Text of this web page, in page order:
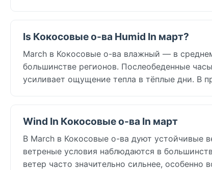
Is Кокосовые о-ва Humid In март?
March в Кокосовые о-ва влажный — в
большинстве регионов. Послеобеденные
усиливает ощущение тепла в тёплые дни. В
Wind In Кокосовые о-ва In март
В March в Кокосовые о-ва дуют устойчивые
ветреные условия наблюдаются в
ветер часто значительно сильнее,